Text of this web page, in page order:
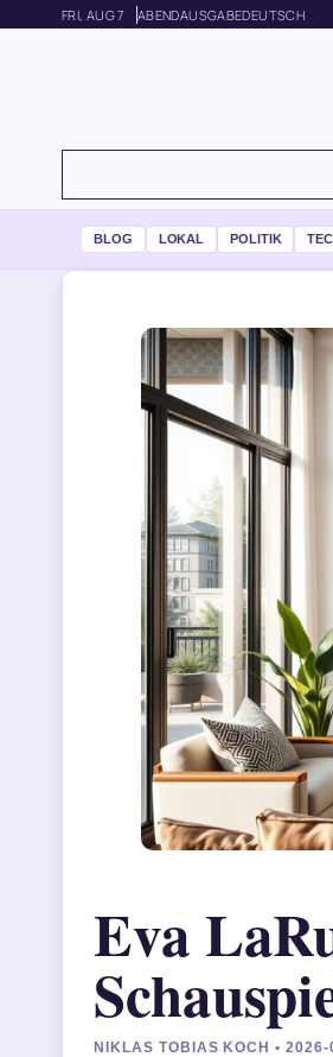
FRI, AUG 7 ABENDAUSGABEDEUTSCH
BLOG LOKAL POLITIK
Eva
NIKLAS TOBIAS KOCH •